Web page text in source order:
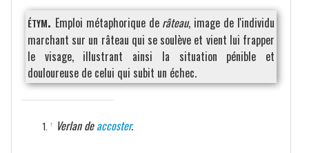
étym. Emploi métaphorique de râteau, image de l'individu
marchant sur un râteau qui se soulève et vient lui frapper
le visage, illustrant ainsi la situation pénible et
douloureuse de celui qui subit un échec.
↑ Verlan deaccoster.